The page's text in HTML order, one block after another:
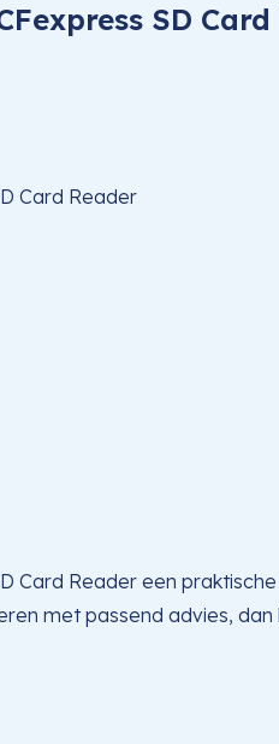
SD
Card Reader
Card Reader een
met passend advies,